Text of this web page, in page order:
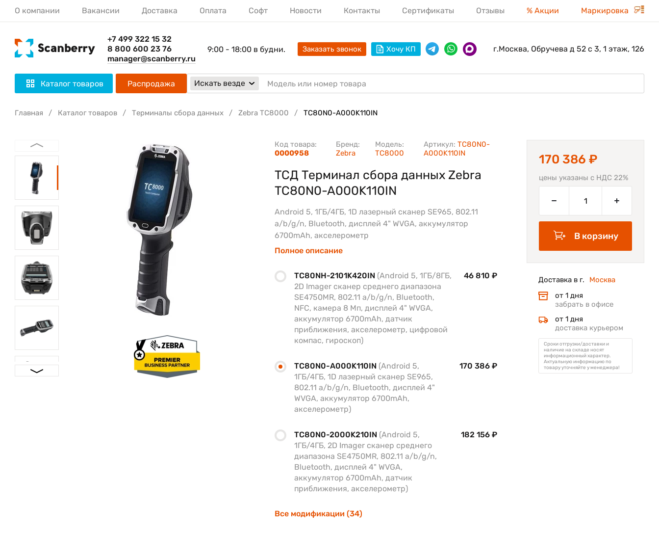
О компании Вакансии Доставка Оплата Софт Новости Контакты Сертификаты Отзывы % Акции Маркировка
+7 499 322 15 32
8 800 600 23 76
manager@scanberry.ru
9:00 - 18:00 в будни. Заказать звонок Хочу КП г.Москва, Обручева д 52 с 3, 1 этаж, 126
Каталог товаров Распродажа Искать везде
Главная Каталог товаров Терминалы сбора данных Zebra TC8000 TC80N0-A000K110IN
Бренд:
Zebra
Модель:
TC8000
Код товара:
0000958
Артикул: TC80N0-
A000K110IN
ТСД Терминал сбора данных Zebra
TC80N0-A000K110IN
Android 5, 1ГБ/4ГБ, 1D лазерный сканер SE965, 802.11
a/b/g/n, Bluetooth, дисплей 4" WVGA, аккумулятор
6700mAh, акселерометр
Полное описание
TC80NH-2101K420IN (Android 5, 1ГБ/8ГБ,
2D Imager сканер среднего диапазона
SE4750MR, 802.11 a/b/g/n, Bluetooth,
NFC, камера 8 Мп, дисплей 4" WVGA,
аккумулятор 6700mAh, датчик
приближения, акселерометр, цифровой
компас, гироскоп)
46 810 ₽
TC80N0-A000K110IN (Android 5,
1ГБ/4ГБ, 1D лазерный сканер SE965,
802.11 a/b/g/n, Bluetooth, дисплей 4"
WVGA, аккумулятор 6700mAh,
акселерометр)
170 386 ₽
TC80N0-2000K210IN (Android 5,
1ГБ/4ГБ, 2D Imager сканер среднего
диапазона SE4750MR, 802.11 a/b/g/n,
Bluetooth, дисплей 4" WVGA,
аккумулятор 6700mAh, датчик
приближения, акселерометр)
182 156 ₽
Все модификации (34)
170 386 ₽
цены указаны с НДС 22%
В корзину
Доставка в г.
Москва
от 1 дня
забрать в офисе
от 1 дня
доставка курьером
Сроки отгрузки/доставки и
наличие на складе носят
информационный характер.
Актуальную информацию по
товару уточняйте у менеджера!